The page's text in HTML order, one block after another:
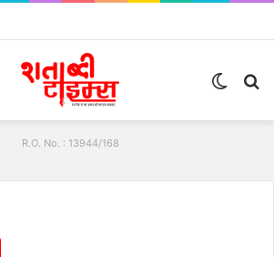
R.O. No. : 13944/168